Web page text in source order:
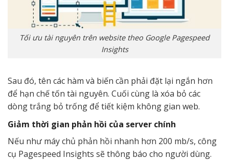
Tối ưu tài nguyên trên website theo Google Pagespeed
Insights
Sau đó, tên các hàm và biến cần phải đặt lại ngắn hơn
để hạn chế tốn tài nguyên. Cuối cùng là xóa bỏ các
dòng trắng bỏ trống để tiết kiệm không gian web.
Giảm thời gian phản hồi của server chính
Nếu như máy chủ phản hồi nhanh hơn 200 mb/s, công
cụ Pagespeed Insights sẽ thông báo cho người dùng.